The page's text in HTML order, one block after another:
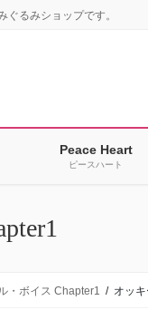
るみショップです。
Peace Heart
ピースハート
・ボイス Chapter1 オッ